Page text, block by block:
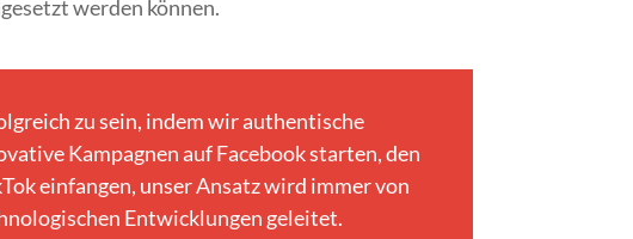
werden können.
zu sein, indem wir authentische
Kampagnen auf Facebook starten, den
einfangen, unser Ansatz wird immer von
Entwicklungen geleitet.